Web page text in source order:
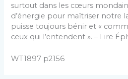
surtout dans les cœurs
d’énergie pour maîtriser notre
puisse toujours bénir et «
ceux qui l’entendent ». – Lire
WT1897 p2156